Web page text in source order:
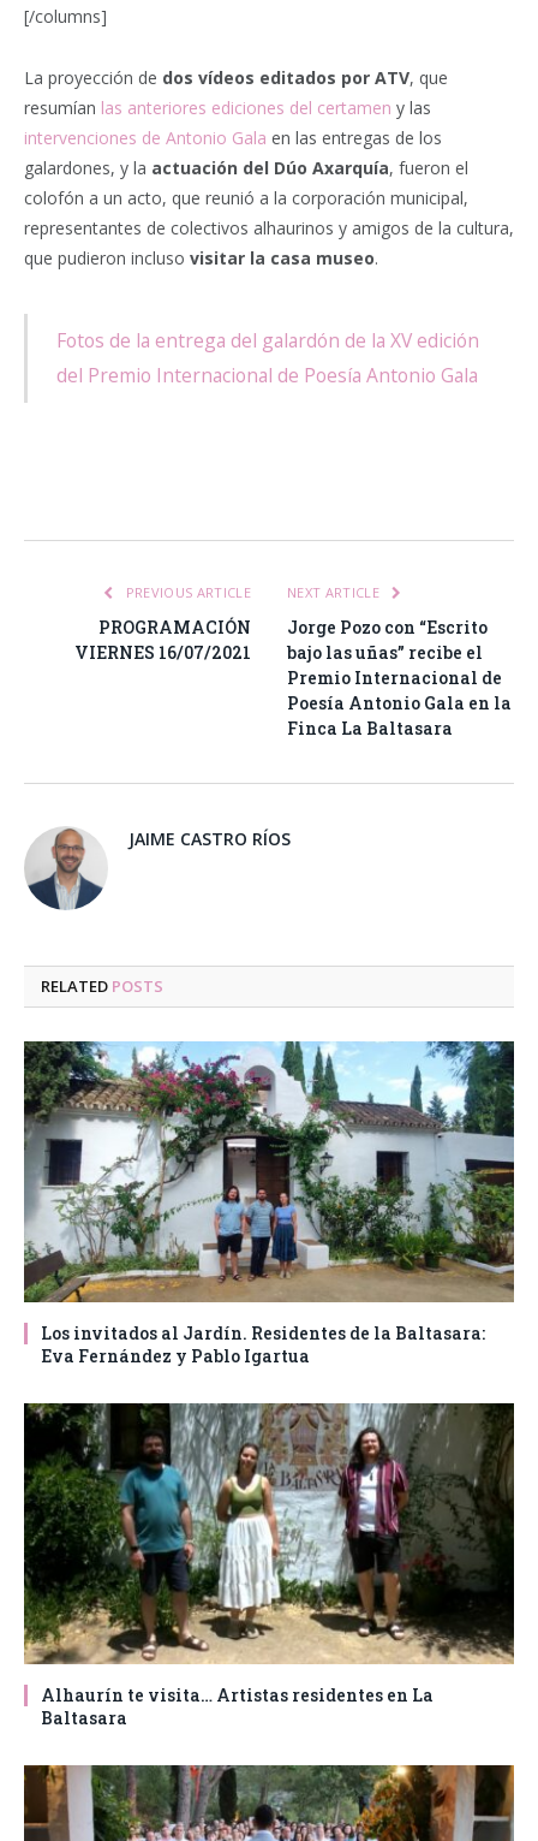
[/columns]
La proyección de dos vídeos editados por ATV, que
resumían las anteriores ediciones del certamen y las
intervenciones de Antonio Gala en las entregas de los
galardones, y la actuación del Dúo Axarquía, fueron el
colofón a un acto, que reunió a la corporación municipal,
representantes de colectivos alhaurinos y amigos de la cultura,
que pudieron incluso visitar la casa museo.
Fotos de la entrega del galardón de la XV edición
del Premio Internacional de Poesía Antonio Gala
PREVIOUS ARTICLE
PROGRAMACIÓN
VIERNES 16/07/2021
NEXT ARTICLE
Jorge Pozo con “Escrito
bajo las uñas” recibe el
Premio Internacional de
Poesía Antonio Gala en la
Finca La Baltasara
JAIME CASTRO RÍOS
RELATED POSTS
Los invitados al Jardín. Residentes de la Baltasara:
Eva Fernández y Pablo Igartua
Alhaurín te visita… Artistas residentes en La
Baltasara